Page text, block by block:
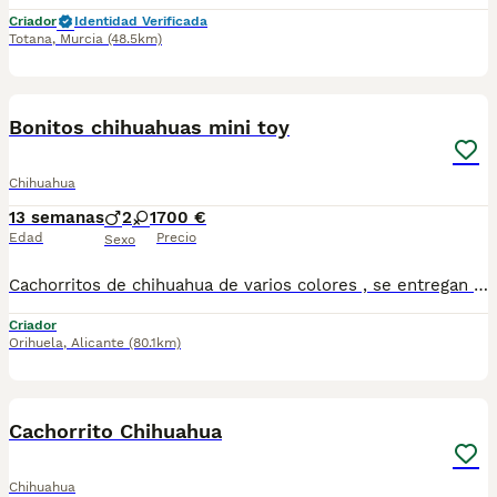
Criador
Identidad Verificada
Totana, Murcia (48.5km)
Bonitos chihuahuas mini toy
Chihuahua
13 semanas
Edad
2 1
Sexo
700 €
Precio
Cachorritos de chihuahua de varios colores , se entregan con vacuna ,cartilla, desparasitación y garantía somos un centro canino especializado desde hace 30 años. Para teléfono de contacto 620 140808
Criador
Orihuela, Alicante (80.1km)
Cachorrito Chihuahua
Chihuahua